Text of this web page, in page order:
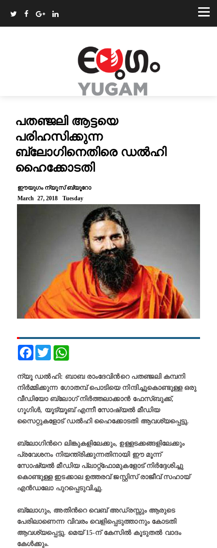
പതഞ്ജലി ആട്ടയെ
പരിഹസിക്കുന്ന
ബ്ലോഗിനെതിരെ ഡൽഹി
ഹൈക്കോടതി
ഈയുഗം ന്യൂസ് ബ്യൂറോ
March 27, 2018 Tuesday
FacebookTwitter
ന്യൂ ഡല്‍ഹി: ബാബ രാംദേവിന്‍റെ പതഞ്ജലി കമ്പനി
നിർമ്മിക്കുന്ന ഗോതമ്പ് പൊടിയെ നിന്ദിച്ചുകൊണ്ടുള്ള ഒരു
വീഡിയോ ബ്ലോഗ് നിര്‍ത്തലാക്കാൻ ഫേസ്ബുക്ക്,
ഗൂഗിൾ, യൂട്യൂബ് എന്നീ സോഷ്യൽ മീഡിയ
സൈറ്റുകളോട് ഡൽഹി ഹൈക്കോടതി ആവശ്യപ്പെട്ടു.
ബ്ലോഗിന്‍റെ ലിങ്കുകളിലേക്കും, ഉള്ളടക്കങ്ങളിലേക്കും
പ്രവേശനം നിയന്ത്രിക്കുന്നതിനായി ഈ മൂന്ന്
സോഷ്യൽ മീഡിയ പ്ലാറ്റ്ഫോമുകളോട് നിര്‍ദ്ദേശിച്ചു
കൊണ്ടുള്ള ഇടക്കാല ഉത്തരവ് ജസ്റ്റിസ് രാജീവ് സഹായ്
എൻഡലോ പുറപ്പെടുവിച്ചു.
ബ്ലോഗും, അതിന്‍റെ വെബ്‌ അഡ്രസ്സും ആരുടെ
പേരിലാണെന്ന വിവരം വെളിപ്പെടുത്താനും കോടതി
ആവശ്യപ്പെട്ടു. മെയ് 15-ന് കേസിൽ കൂടുതല്‍ വാദം
കേൾക്കും.